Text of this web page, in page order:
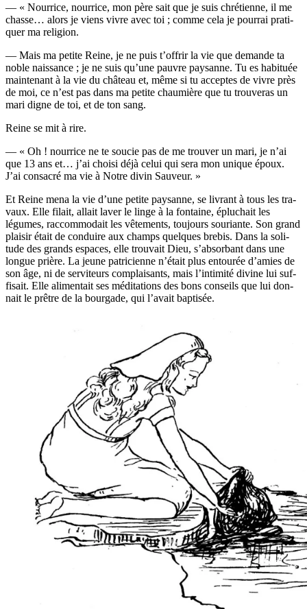
— « Nour­rice, nour­rice, mon père sait que je suis chré­tienne, il me
chasse… alors je viens vivre avec toi ; comme cela je pour­rai pra­ti­
quer ma religion.
— Mais ma petite Reine, je ne puis t’of­frir la vie que demande ta
noble nais­sance ; je ne suis qu’une pauvre pay­sanne. Tu es habi­tuée
main­te­nant à la vie du châ­teau et, même si tu acceptes de vivre près
de moi, ce n’est pas dans ma petite chau­mière que tu trou­ve­ras un
mari digne de toi, et de ton sang.
Reine se mit à rire.
— « Oh ! nour­rice ne te sou­cie pas de me trou­ver un mari, je n’ai
que 13 ans et… j’ai choi­si déjà celui qui sera mon unique époux.
J’ai consa­cré ma vie à Notre divin Sauveur. »
Et Reine mena la vie d’une petite pay­sanne, se livrant à tous les tra­
vaux. Elle filait, allait laver le linge à la fon­taine, éplu­chait les
légumes, rac­com­mo­dait les vête­ments, tou­jours sou­riante. Son grand
plai­sir était de conduire aux champs quelques bre­bis. Dans la soli­
tude des grands espaces, elle trou­vait Dieu, s’ab­sor­bant dans une
longue prière. La jeune patri­cienne n’é­tait plus entou­rée d’a­mies de
son âge, ni de ser­vi­teurs com­plai­sants, mais l’in­ti­mi­té divine lui suf­
fi­sait. Elle ali­men­tait ses médi­ta­tions des bons conseils que lui don­
nait le prêtre de la bour­gade, qui l’a­vait baptisée.